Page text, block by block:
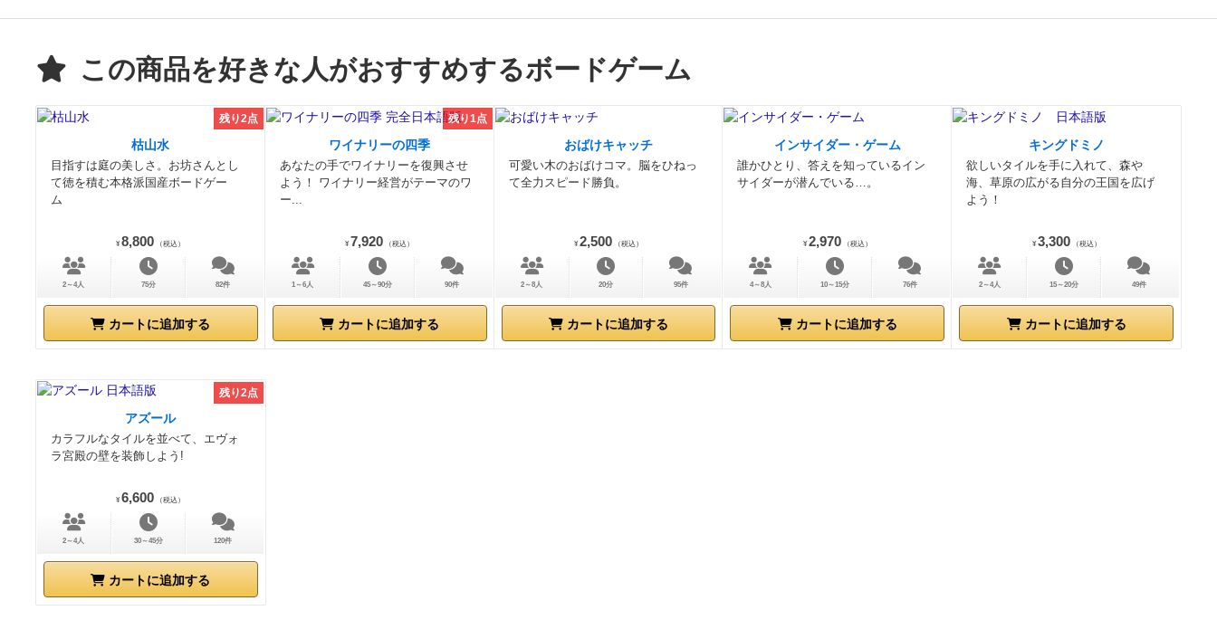
この商品を好きな人がおすすめするボードゲーム
残り2点
枯山水
目指すは庭の美しさ。お坊さんとし
て徳を積む本格派国産ボードゲー
ム
¥ 8,800 （税込）
2～4人 75分 82件
カートに追加する
残り1点
ワイナリーの四季
あなたの手でワイナリーを復興させ
よう！ ワイナリー経営がテーマのワ
ー...
¥ 7,920 （税込）
1～6人 45～90分 90件
カートに追加する
おばけキャッチ
可愛い木のおばけコマ。脳をひねっ
て全力スピード勝負。
¥ 2,500 （税込）
2～8人 20分 95件
カートに追加する
インサイダー・ゲーム
誰かひとり、答えを知っているイン
サイダーが潜んでいる…。
¥ 2,970 （税込）
4～8人 10～15分 76件
カートに追加する
キングドミノ
欲しいタイルを手に入れて、森や
海、草原の広がる自分の王国を広げ
よう！
¥ 3,300 （税込）
2～4人 15～20分 49件
カートに追加する
残り2点
アズール
カラフルなタイルを並べて、エヴォ
ラ宮殿の壁を装飾しよう!
¥ 6,600 （税込）
2～4人 30～45分 120件
カートに追加する